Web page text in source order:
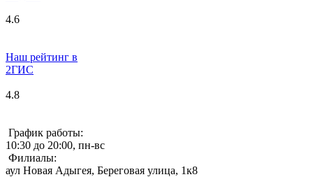
4.6
Наш рейтинг в
2ГИС
4.8
График работы:
10:30 до 20:00, пн-вс
Филиалы:
аул Новая Адыгея, Береговая улица, 1к8